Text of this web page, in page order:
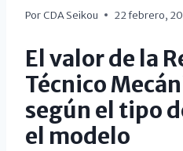
Por CDA Seikou 22 febrero,
El valor de la
Técnico
según el tipo
el modelo